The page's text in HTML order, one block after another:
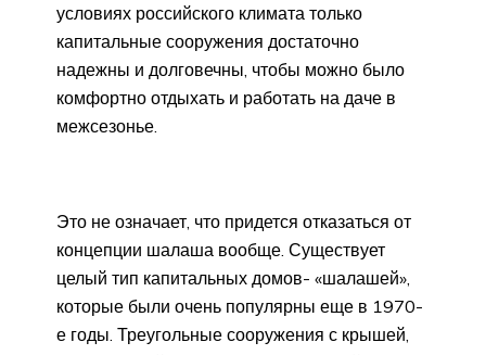
условиях российского климата только
капитальные сооружения достаточно
надежны и долговечны, чтобы можно было
комфортно отдыхать и работать на даче в
межсезонье.
Это не означает, что придется отказаться от
концепции шалаша вообще. Существует
целый тип капитальных домов- «шалашей»,
которые были очень популярны еще в 1970-
е годы. Треугольные сооружения с крышей,